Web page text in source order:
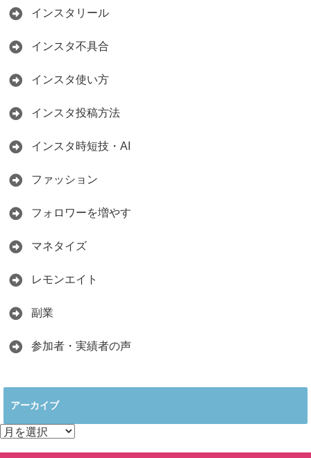
インスタリール
インスタ不具合
インスタ使い方
インスタ投稿方法
インスタ時短技・AI
ファッション
フォロワーを増やす
マネタイズ
レモンエイト
副業
参加者・実績者の声
アーカイブ
ア